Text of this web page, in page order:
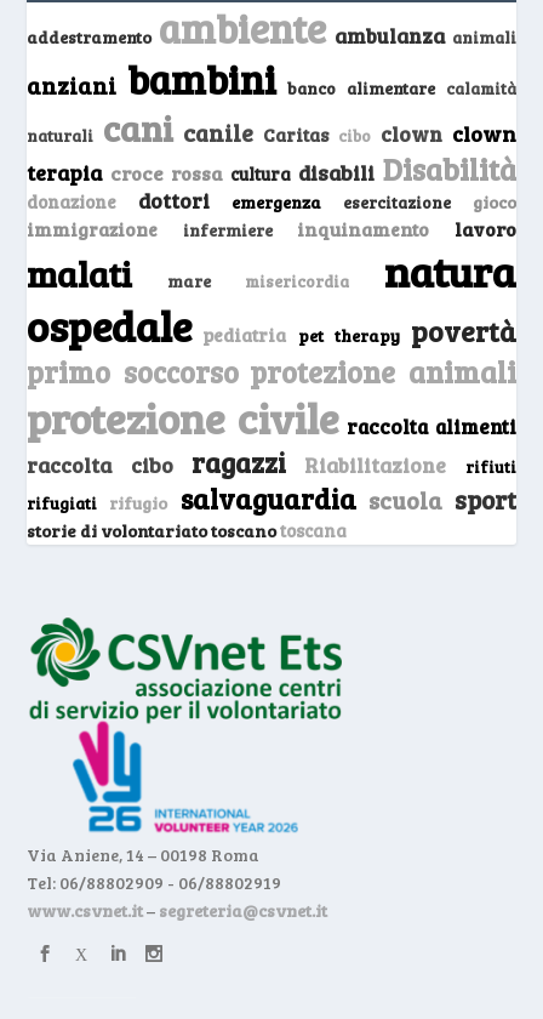
addestramento ambiente ambulanza animali
anziani bambini banco alimentare calamità
naturali cani canile Caritas cibo clown clown
terapia croce rossa cultura disabili Disabilità
donazione dottori emergenza esercitazione gioco
immigrazione infermiere inquinamento lavoro
malati mare misericordia natura
ospedale pediatria pet therapy povertà
primo soccorso protezione animali
protezione civile raccolta alimenti
raccolta cibo ragazzi Riabilitazione
rifiuti
rifugiati
rifugio salvaguardia scuola sport
storie di volontariato toscanotoscana
Via Aniene, 14 – 00198 Roma
Tel: 06/88802909 - 06/88802919
www.csvnet.it– segreteria@csvnet.it